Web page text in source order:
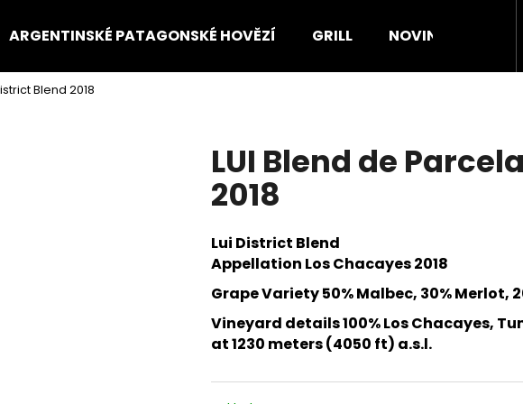
ARGENTINSKÉ PATAGONSKÉ HOVĚZÍ GRILL NOVINKY
Blend 2018
LUI Blend de
2018
Lui District Blend
Appellation Los Chacayes 2018
Grape Variety 50% Malbec, 30% Merlot,
Vineyard details 100% Los Chacayes,
at 1230 meters (4050 ft) a.s.l.
Co potřebujete najít?
HLEDAT